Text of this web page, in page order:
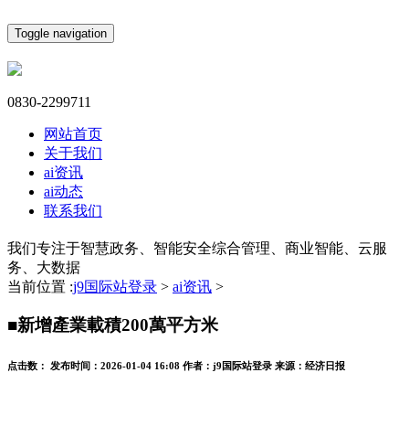
Toggle navigation
0830-2299711
网站首页
关于我们
ai资讯
ai动态
联系我们
我们专注于智慧政务、智能安全综合管理、商业智能、云服
务、大数据
当前位置 :j9国际站登录 > ai资讯 >
■新增產業載積200萬平方米
点击数： 发布时间： 2026-01-04 16:08 作者： j9国际站登录 来源： 经济日报